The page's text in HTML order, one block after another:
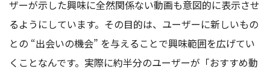
ザーが示した興味に全然関係ない動画も意図的に表示させ
るようにしています。その目的は、ユーザーに新しいもの
との “出会いの機会” を与えることで興味範囲を広げてい
くことなんです。実際に約半分のユーザーが「おすすめ動